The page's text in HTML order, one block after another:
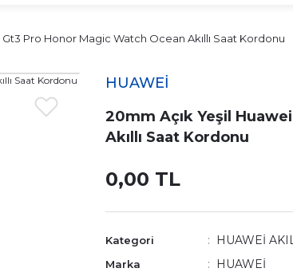
Pro Honor Magic Watch Ocean Akıllı Saat Kordonu
HUAWEİ
20mm Açık Yeşil
Akıllı Saat Kordonu
0,00 TL
Kategori HUAWEİ
Marka HUAWEİ